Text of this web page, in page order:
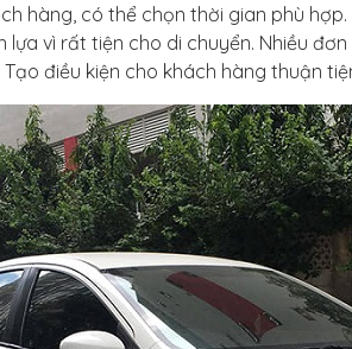
hàng, có thể chọn thời gian phù hợp.
lựa vì rất tiện cho di chuyển. Nhiều đơn
điều kiện cho khách hàng thuận